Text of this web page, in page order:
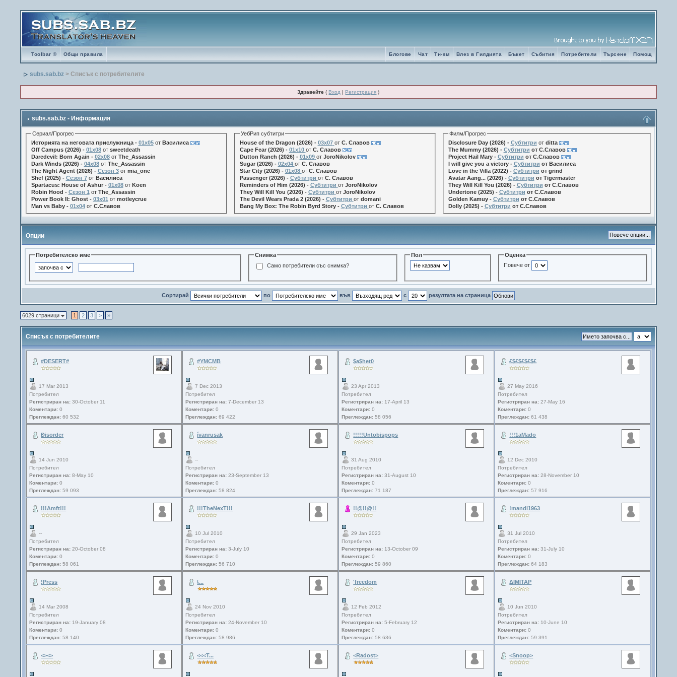
Toolbar ® Общи правила Помощ
Търсене
Потребители
Събития
Бъкет
Влез в Гилдията
Tн-sм
Чат
Блогове
subs.sab.bz > Списък с потребителите
Здравейте (Вход |Регистрация )
subs.sab.bz - Информация
Сериал/Прогрес
Историята на неговата прислужница - 01х05от Василиса
Off Campus (2026) - 01x08от sweetdeath
Daredevil: Born Again - 02x08от The_Assassin
Dark Winds (2026) - 04x08от The_Assassin
The Night Agent (2026) - Сезон 3от mia_one
Shef (2025) - Сезон 7от Василиса
Spartacus: House of Ashur - 01x08от Koen
Robin Hood - Сезон 1 от The_Assassin
Power Book II: Ghost - 03x01 от motleycrue
Man vs Baby - 01x04от С.Славов
УебРип субтитри
House of the Dragon (2026) - 03x07 от С. Славов
Cape Fear (2026) - 01x10 от С. Славов
Dutton Ranch (2026) - 01x09 от JoroNikolov
Sugar (2026) - 02x04 от С. Славов
Star City (2026) - 01x08 от С. Славов
Passenger (2026) - Субтитри от С. Славов
Reminders of Him (2026) - Субтитри от JoroNikolov
They Will Kill You (2026) - Субтитри от JoroNikolov
The Devil Wears Prada 2 (2026) - Субтитри от domani
Bang My Box: The Robin Byrd Story - Субтитри от С. Славов
Филм/Прогрес
Disclosure Day (2026) - Субтитри от ditta
The Mummy (2026) - Субтитри от С.Славов
Project Hail Mary - Субтитри от С.Славов
I will give you a victory - Субтитри от Василиса
Love in the Villa (2022) - Субтитри от grind
Avatar Aang... (2026) - Субтитри от Tigermaster
They Will Kill You (2026) - Субтитри от С.Славов
Undertone (2025) - Субтитри от С.Славов
Golden Kamuy - Субтитри от С.Славов
Dolly (2025) - Субтитри от С.Славов
Опции
Потребителско име
Снимка
Само потребители със снимка?
Пол
Оценка
Повече от
Сортирай по във с резултата на страница
6029 страници 1 2 3 > »
Списък с потребителите
#DESERT#
17 Mar 2013
Потребител
Регистриран на: 30-October 11
Коментари: 0
Преглеждан: 60 532
#YMCMB
7 Dec 2013
Потребител
Регистриран на: 7-December 13
Коментари: 0
Преглеждан: 69 422
$a$het0
23 Apr 2013
Потребител
Регистриран на: 17-April 13
Коментари: 0
Преглеждан: 58 056
£$£$£$£$£
27 May 2016
Потребител
Регистриран на: 27-May 16
Коментари: 0
Преглеждан: 61 438
Ðisorder
14 Jun 2010
Потребител
Регистриран на: 8-May 10
Коментари: 0
Преглеждан: 59 093
ívanrusak
--
Потребител
Регистриран на: 23-September 13
Коментари: 0
Преглеждан: 58 824
!!!!!Untobispops
31 Aug 2010
Потребител
Регистриран на: 31-August 10
Коментари: 0
Преглеждан: 71 187
!!!1aMado
12 Dec 2010
Потребител
Регистриран на: 28-November 10
Коментари: 0
Преглеждан: 57 916
!!!Amft!!!
--
Потребител
Регистриран на: 20-October 08
Коментари: 0
Преглеждан: 58 061
!!!TheNexT!!!
10 Jul 2010
Потребител
Регистриран на: 3-July 10
Коментари: 0
Преглеждан: 56 710
!!@!!@!!
29 Jan 2023
Потребител
Регистриран на: 13-October 09
Коментари: 0
Преглеждан: 59 860
!mandi1963
31 Jul 2010
Потребител
Регистриран на: 31-July 10
Коментари: 0
Преглеждан: 64 183
!Press
14 Mar 2008
Потребител
Регистриран на: 19-January 08
Коментари: 0
Преглеждан: 58 140
เ...
24 Nov 2010
Потребител
Регистриран на: 24-November 10
Коментари: 0
Преглеждан: 58 986
'freedom
12 Feb 2012
Потребител
Регистриран на: 5-February 12
Коментари: 0
Преглеждан: 58 636
ΔΙΜΙΤΑΡ
10 Jun 2010
Потребител
Регистриран на: 10-June 10
Коментари: 0
Преглеждан: 59 391
<><> <<<T... <Radost> <Snoop>